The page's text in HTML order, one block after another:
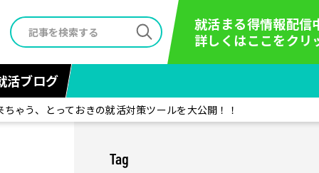
就活まる得情報配信
詳しくはここをクリ
活ブログ
ゃう、とっておきの就活対策ツールを大公開！！
Tag